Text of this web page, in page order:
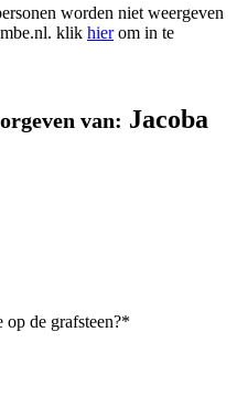
worden niet weergeven
klik hierom in te
van: Jacoba
op de grafsteen?*